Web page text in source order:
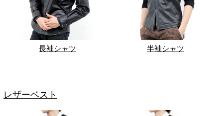
長袖シャツ 半袖シャツ
レザーベスト